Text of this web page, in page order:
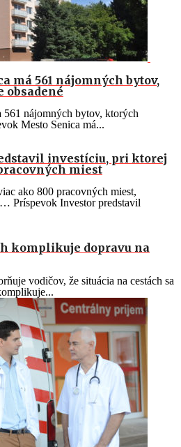
má 561 nájomných bytov,
obsadené
561 nájomných bytov, ktorých
Mesto Senica má...
investíciu, pri ktorej
miest
ako 800 pracovných miest,
Príspevok Investor predstavil
komplikuje dopravu na
vodičov, že situácia na cestách sa